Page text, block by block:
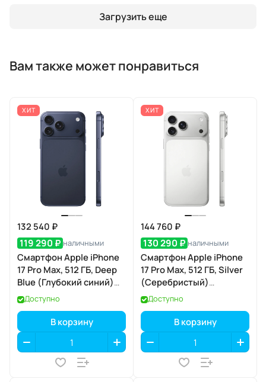
Загрузить еще
Вам также может понравиться
ХИТ
132 540 ₽
119 290 ₽ наличными
Смартфон Apple iPhone
17 Pro Max, 512 ГБ, Deep
Blue (Глубокий синий)
Dual eSIM
Доступно
В корзину
ХИТ
144 760 ₽
130 290 ₽ наличными
Смартфон Apple iPhone
17 Pro Max, 512 ГБ, Silver
(Серебристый)
SIM+eSIM
Доступно
В корзину